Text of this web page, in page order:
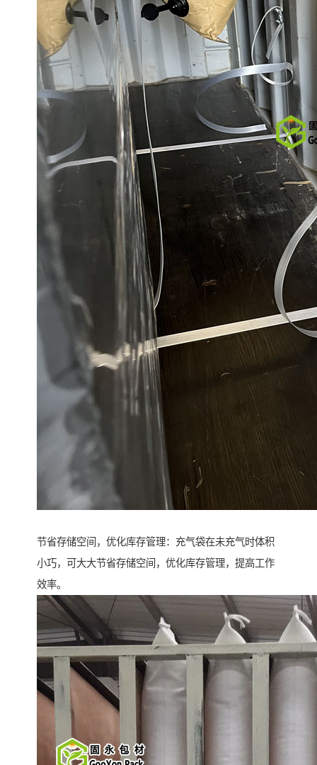
节省存储空间，优化库存管理：充气袋在未充气时体积
小巧，可大大节省存储空间，优化库存管理，提高工作
效率。